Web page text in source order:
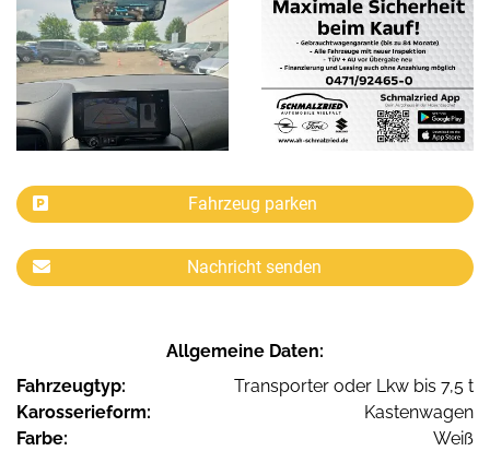
Fahrzeug parken
Nachricht senden
Allgemeine Daten:
Fahrzeugtyp:
Transporter oder Lkw bis 7,5 t
Karosserieform:
Kastenwagen
Farbe:
Weiß